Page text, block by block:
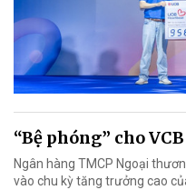
“Bệ phóng” cho VCB
Ngân hàng TMCP Ngoại
vào chu kỳ tăng trưởng cao